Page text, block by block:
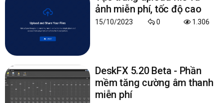
ảnh miễn phí, tốc độ cao
15/10/2023 0 1.306
DeskFX 5.20 Beta - Phần
mềm tăng cường âm thanh
miễn phí